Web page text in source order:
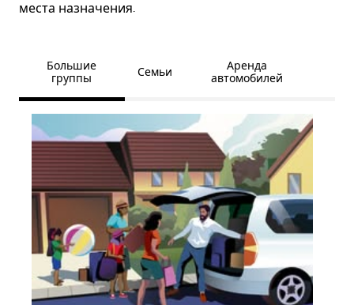
места назначения.
Большие
группы
Семьи
Аренда
автомобилей